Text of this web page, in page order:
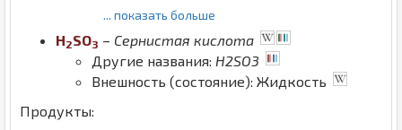
... показать больше
H2SO3 – Сернистая кислота
Другие названия: H2SO3
Внешность (состояние): Жидкость
Продукты: